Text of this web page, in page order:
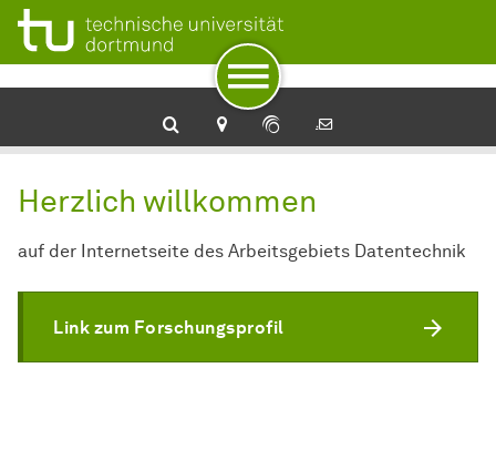
Zur Navigation
Zum Schnellzugriff
Zum Fuß der Seite mit weiteren Services
Zum Inhalt
Zur Startseite
Herzlich willkommen
auf der Internetseite des Arbeitsgebiets Datentechnik
Link zum Forschungsprofil